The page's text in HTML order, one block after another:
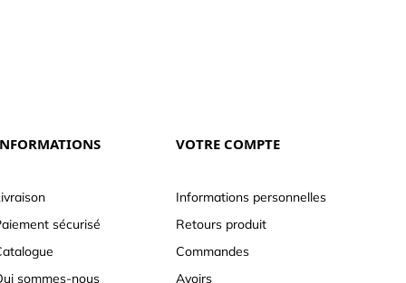
sécurisé
sommes-nous
VOTRE COMPTE
Informations personnelles
Retours produit
Commandes
Avoirs